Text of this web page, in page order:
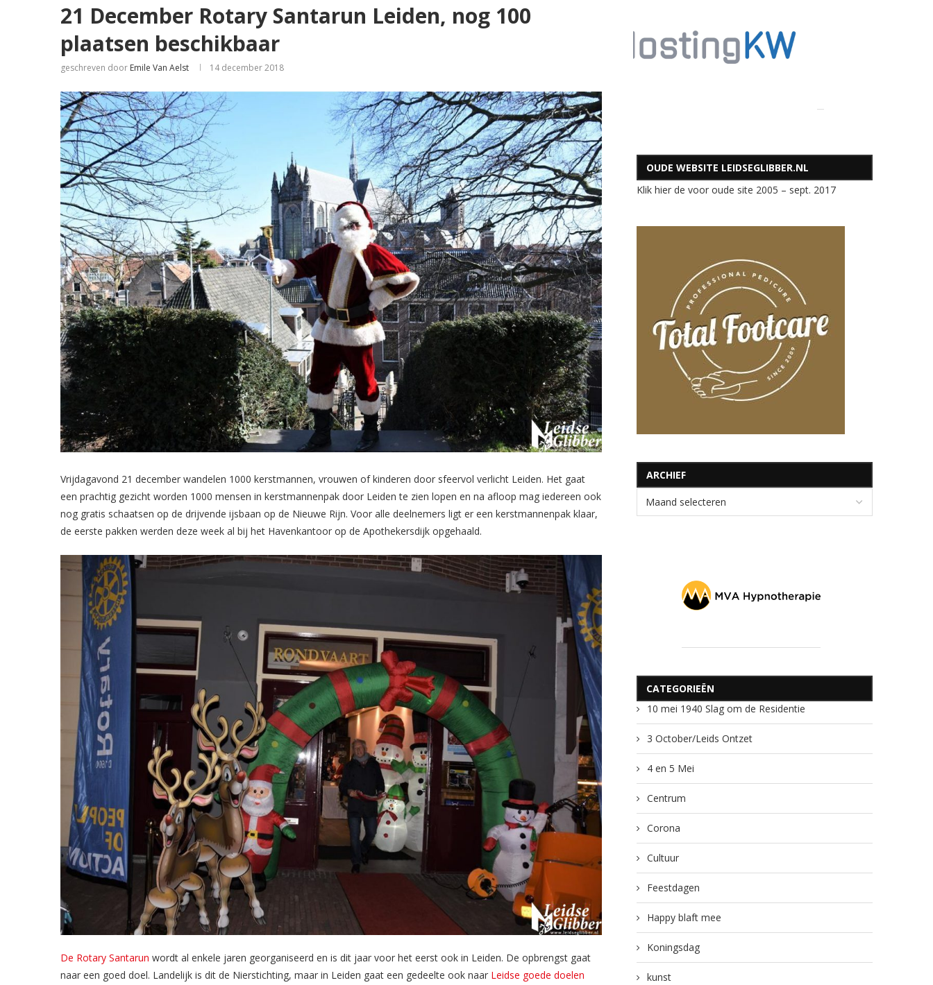
21 December Rotary Santarun Leiden, nog 100
plaatsen beschikbaar
geschreven door Emile Van Aelst 14 december 2018
Vrijdagavond 21 december wandelen 1000 kerstmannen, vrouwen of kinderen door sfeervol verlicht Leiden. Het gaat
een prachtig gezicht worden 1000 mensen in kerstmannenpak door Leiden te zien lopen en na afloop mag iedereen ook
nog gratis schaatsen op de drijvende ijsbaan op de Nieuwe Rijn. Voor alle deelnemers ligt er een kerstmannenpak klaar,
de eerste pakken werden deze week al bij het Havenkantoor op de Apothekersdijk opgehaald.
De Rotary Santarun wordt al enkele jaren georganiseerd en is dit jaar voor het eerst ook in Leiden. De opbrengst gaat
naar een goed doel. Landelijk is dit de Nierstichting, maar in Leiden gaat een gedeelte ook naar Leidse goede doelen
OUDE WEBSITE LEIDSEGLIBBER.NL
Klik hier de voor oude site 2005 – sept. 2017
ARCHIEF
CATEGORIEËN
10 mei 1940 Slag om de Residentie
3 October/Leids Ontzet
4 en 5 Mei
Centrum
Corona
Cultuur
Feestdagen
Happy blaft mee
Koningsdag
kunst